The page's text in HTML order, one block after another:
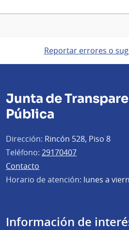
Reportar errores o
Junta de
Pública
Dirección: Rincón 528, Piso 8
Teléfono: 29170407
Contacto
Horario de atención: lunes a
Información de